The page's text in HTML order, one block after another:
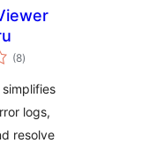
(8total
de
)
simplifies
logs,
resolve